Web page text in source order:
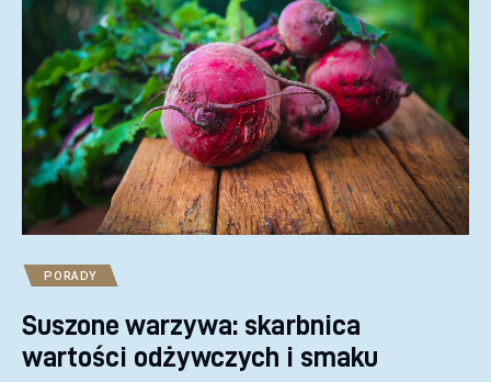
PORADY
Suszone warzywa: skarbnica
wartości odżywczych i smaku